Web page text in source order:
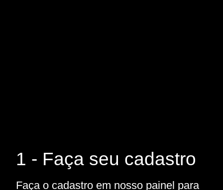
1 - Faça seu cadastro
Faça o cadastro em nosso painel para